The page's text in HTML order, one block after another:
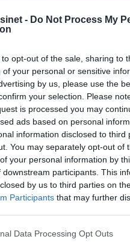
- Do Not Process My
to opt-out of the sale, sharing to
of your personal or sensitive
by us, please use the
your selection. Please
is processed you may
ads based on personal
information disclosed to third
You may separately opt-out of
your personal information by
downstream participants. This
by us to third parties on
Participants that may further
Data Processing Opt Outs
og båtfant